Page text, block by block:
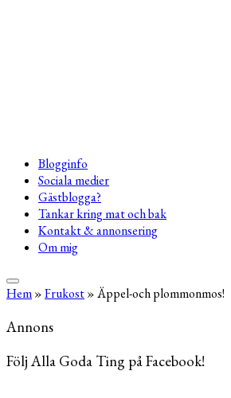
Blogginfo
Sociala medier
Gästblogga?
Tankar kring mat och bak
Kontakt & annonsering
Om mig
Hem»Frukost»Äppel-och plommonmos!
Annons
Följ Alla Goda Ting på Facebook!